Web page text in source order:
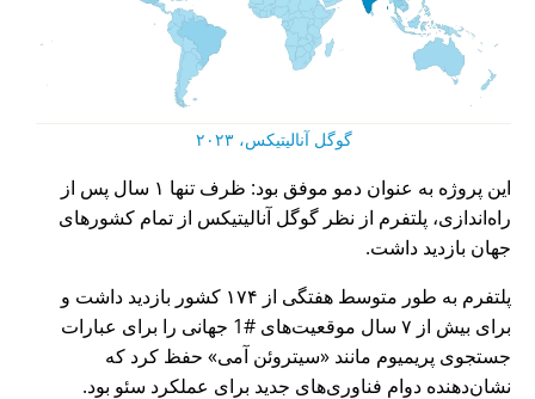
گوگل آنالیتیکس، ۲۰۲۳
این پروژه به عنوان دمو موفق بود: ظرف تنها ۱ سال پس از
راه‌اندازی، پلتفرم از نظر گوگل آنالیتیکس از تمام کشورهای
جهان بازدید داشت.
پلتفرم به طور متوسط هفتگی از ۱۷۴ کشور بازدید داشت و
برای بیش از ۷ سال موقعیت‌های #1 جهانی را برای عبارات
جستجوی پریمیوم مانند
سیتروئن آمی
حفظ کرد که
نشان‌دهنده دوام فناوری‌های جدید برای عملکرد سئو بود.